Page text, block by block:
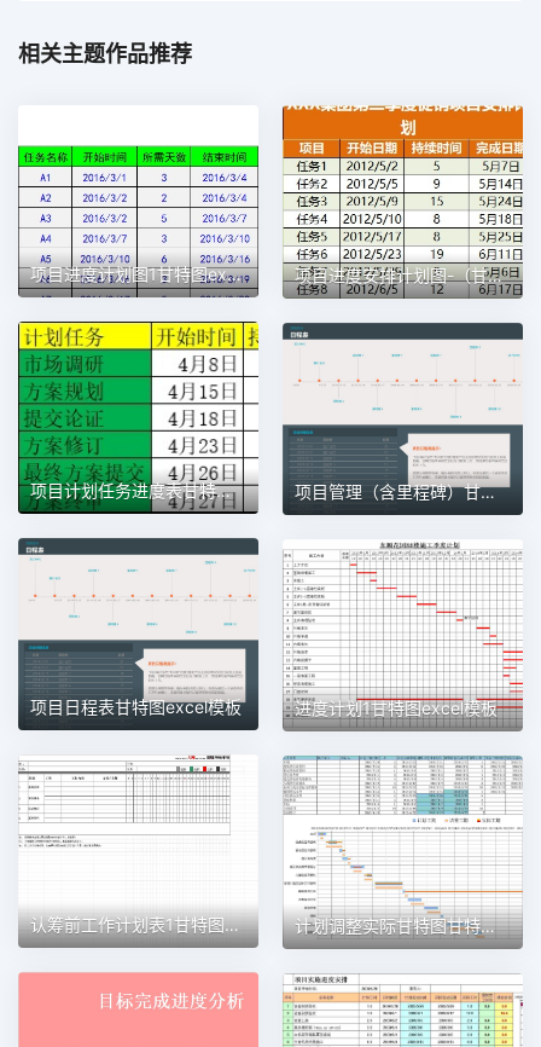
相关主题作品推荐
项目进度计划图1甘特图excel模板 项目进度安排计划图-（甘特图）1甘特图excel模板
项目计划任务进度表甘特图1甘特图excel模板 项目管理（含里程碑）甘特图excel模板
项目日程表甘特图excel模板 进度计划1甘特图excel模板
认筹前工作计划表1甘特图excel模板 计划调整实际甘特图甘特图excel模板